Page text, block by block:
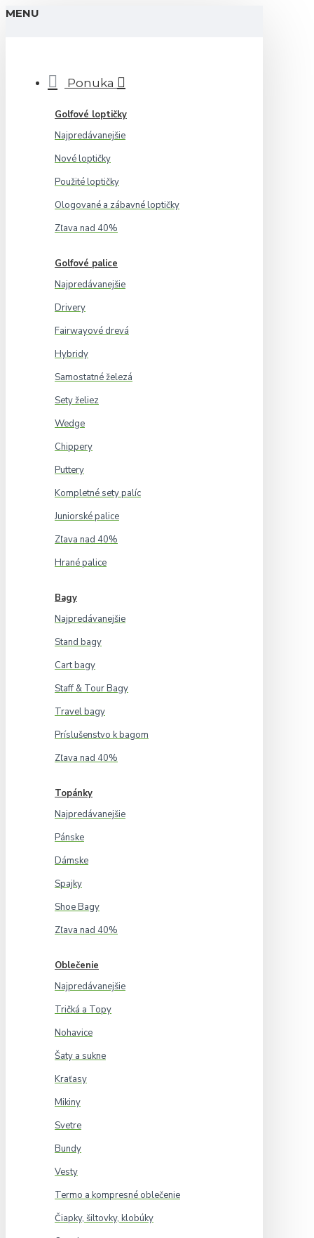
MENU
Ponuka
Golfové loptičky
Najpredávanejšie
Nové loptičky
Použité loptičky
Ologované a zábavné loptičky
Zľava nad 40%
Golfové palice
Najpredávanejšie
Drivery
Fairwayové drevá
Hybridy
Samostatné železá
Sety želiez
Wedge
Chippery
Puttery
Kompletné sety palíc
Juniorské palice
Zľava nad 40%
Hrané palice
Bagy
Najpredávanejšie
Stand bagy
Cart bagy
Staff & Tour Bagy
Travel bagy
Príslušenstvo k bagom
Zľava nad 40%
Topánky
Najpredávanejšie
Pánske
Dámske
Spajky
Shoe Bagy
Zľava nad 40%
Oblečenie
Najpredávanejšie
Tričká a Topy
Nohavice
Šaty a sukne
Kraťasy
Mikiny
Svetre
Bundy
Vesty
Termo a kompresné oblečenie
Čiapky, šiltovky, klobúky